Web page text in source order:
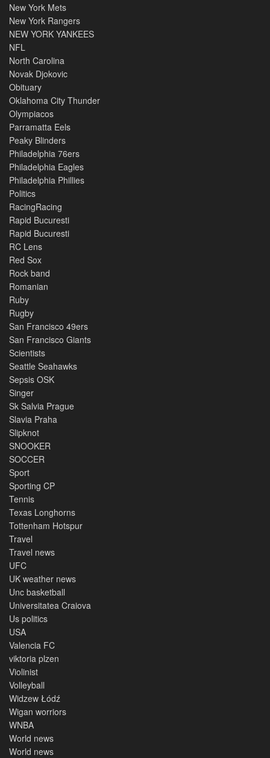
New York Mets
New York Rangers
NEW YORK YANKEES
NFL
North Carolina
Novak Djokovic
Obituary
Oklahoma City Thunder
Olympiacos
Parramatta Eels
Peaky Blinders
Philadelphia 76ers
Philadelphia Eagles
Philadelphia Phillies
Politics
RacingRacing
Rapid Bucuresti
Rapid Bucuresti
RC Lens
Red Sox
Rock band
Romanian
Ruby
Rugby
San Francisco 49ers
San Francisco Giants
Scientists
Seattle Seahawks
Sepsis OSK
Singer
Sk Salvia Prague
Slavia Praha
Slipknot
SNOOKER
SOCCER
Sport
Sporting CP
Tennis
Texas Longhorns
Tottenham Hotspur
Travel
Travel news
UFC
UK weather news
Unc basketball
Universitatea Craiova
Us politics
USA
Valencia FC
viktoria plzen
Violinist
Volleyball
Widzew Łódź
Wigan worriors
WNBA
World news
World news